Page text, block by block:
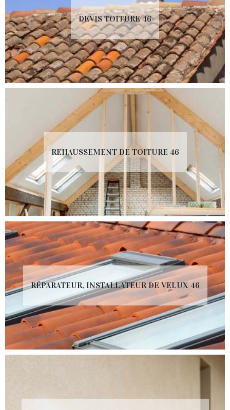
DEVIS TOITURE 46
REHAUSSEMENT DE TOITURE 46
RÉPARATEUR, INSTALLATEUR DE VELUX 46